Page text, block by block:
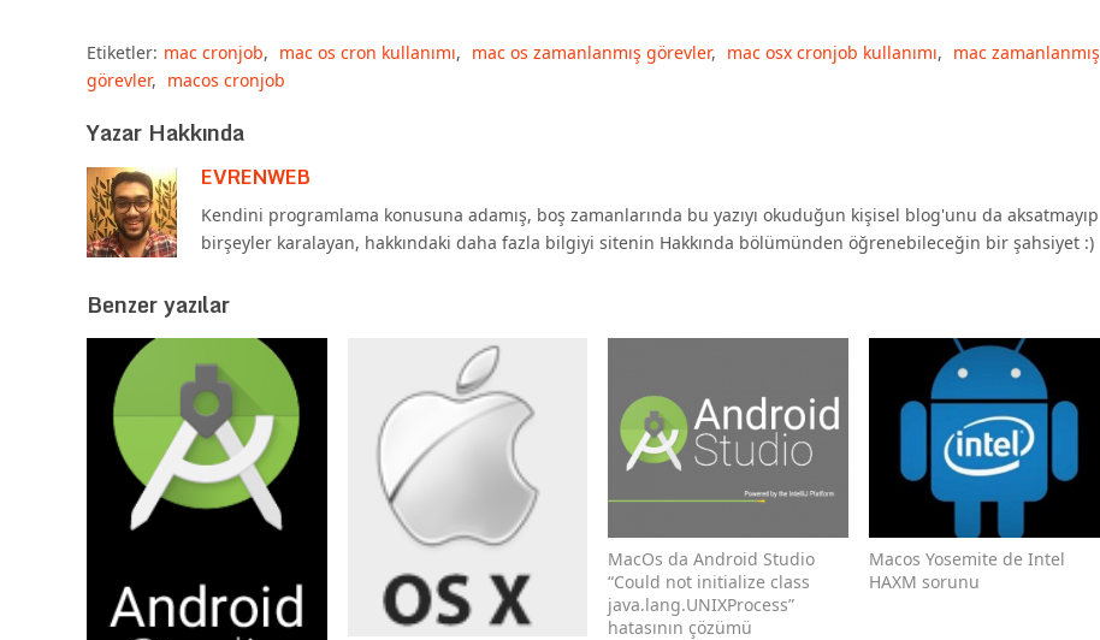
Etiketler: mac cronjob, mac os cron kullanımı, mac os zamanlanmış görevler, mac osx cronjob kullanımı, mac zamanlanmış
görevler, macos cronjob
Yazar Hakkında
EVRENWEB
Kendini programlama konusuna adamış, boş zamanlarında bu yazıyı okuduğun kişisel blog'unu da aksatmayıp
birşeyler karalayan, hakkındaki daha fazla bilgiyi sitenin Hakkında bölümünden öğrenebileceğin bir şahsiyet :)
Benzer yazılar
MacOs da Android Studio
“Could not initialize class
java.lang.UNIXProcess”
hatasının çözümü
Macos Yosemite de Intel
HAXM sorunu